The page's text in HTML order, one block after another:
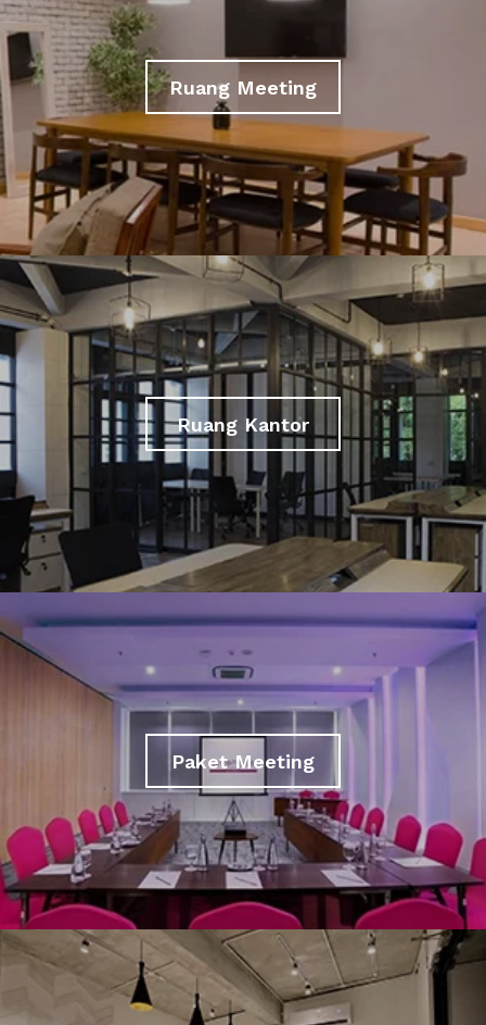
Ruang Meeting
Ruang Kantor
Paket Meeting